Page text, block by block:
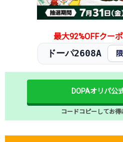
最大92%OFFクー
ドーパ2608A
DOPAオリパ公
コードコピーしてお得